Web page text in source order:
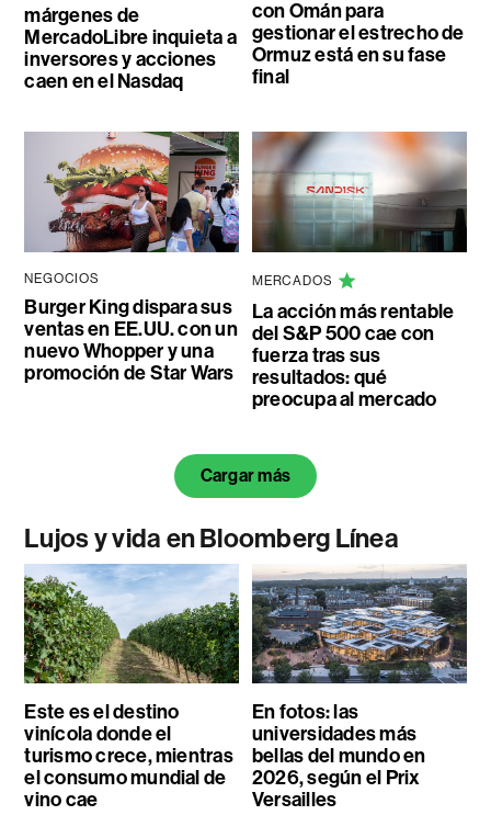
márgenes de
MercadoLibre inquieta a
inversores y acciones
caen en el Nasdaq
con Omán para
gestionar el estrecho de
Ormuz está en su fase
final
NEGOCIOS
Burger King dispara sus
ventas en EE.UU. con un
nuevo Whopper y una
promoción de Star Wars
MERCADOS
La acción más rentable
del S&P 500 cae con
fuerza tras sus
resultados: qué
preocupa al mercado
Cargar más
Lujos y vida en Bloomberg Línea
Este es el destino
vinícola donde el
turismo crece, mientras
el consumo mundial de
vino cae
En fotos: las
universidades más
bellas del mundo en
2026, según el Prix
Versailles